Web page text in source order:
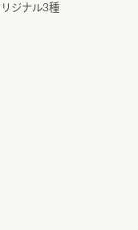
ジナル3種